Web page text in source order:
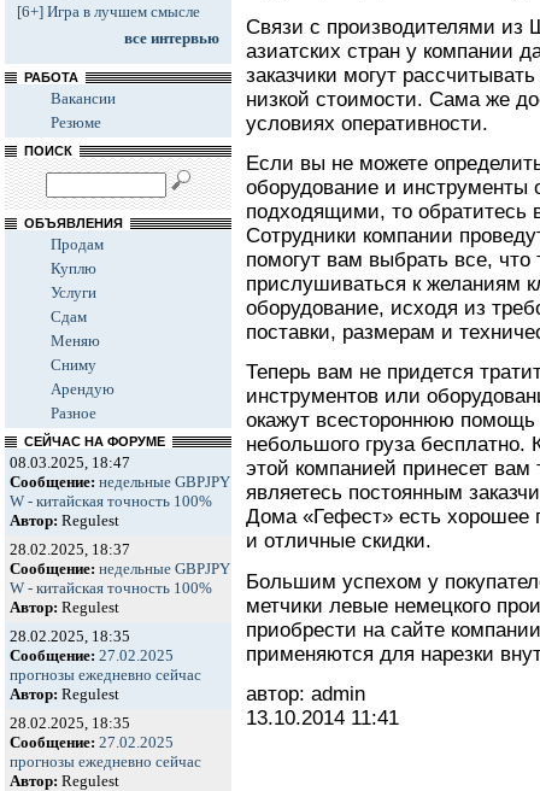
[6+] Игра в лучшем смысле
все интервью
РАБОТА
Вакансии
Резюме
ПОИСК
ОБЪЯВЛЕНИЯ
Продам
Куплю
Услуги
Сдам
Меняю
Сниму
Арендую
Разное
СЕЙЧАС НА ФОРУМЕ
08.03.2025, 18:47
Сообщение: недельные GBPJPY
W - китайская точность 100%
Автор: Regulest
28.02.2025, 18:37
Сообщение: недельные GBPJPY
W - китайская точность 100%
Автор: Regulest
28.02.2025, 18:35
Сообщение: 27.02.2025
прогнозы ежедневно сейчас
Автор: Regulest
28.02.2025, 18:35
Сообщение: 27.02.2025
прогнозы ежедневно сейчас
Автор: Regulest
Связи с производителями из
азиатских стран у компании
заказчики могут
низкой стоимости. Сама же
условиях оперативности.
Если вы не можете
оборудование и
подходящими, то обратитесь
Сотрудники компании
помогут вам выбрать все,
прислушиваться к желаниям
оборудование, исходя из
поставки, размерам и
Теперь вам не придется
инструментов или
окажут всестороннюю помощь
небольшого груза бесплатно.
этой компанией принесет
являетесь постоянным
Дома «Гефест» есть хорошее
и отличные скидки.
Большим успехом у
метчики левые немецкого
приобрести на сайте
применяются для нарезки
автор: admin
13.10.2014 11:41